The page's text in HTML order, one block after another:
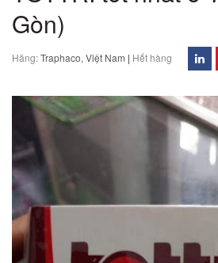
Gòn)
Hãng:Traphaco, Việt Nam | Hết hàng